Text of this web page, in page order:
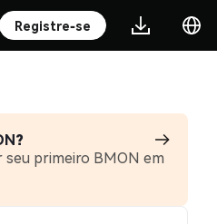
Registre-se
primeiro BMON em